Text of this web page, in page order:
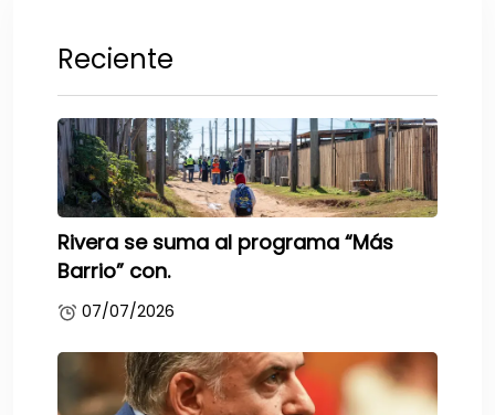
Reciente
Rivera se suma al programa “Más
Barrio” con.
07/07/2026